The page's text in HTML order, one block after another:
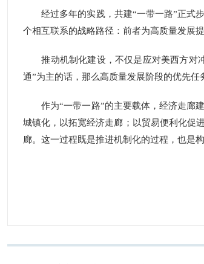
经过多年的实践，共建“一带一路”正式步
个相互联系的战略路径：前者为高质量发展
推动机制化建设，不仅是应对美西方对冲
通”为主的话，那么高质量发展阶段的优先
作为“一带一路”的主要载体，经济走廊建
城镇化，以拓宽经济走廊；以贸易便利化促
廊。这一过程既是推进机制化的过程，也是